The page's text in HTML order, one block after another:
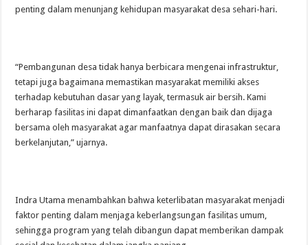
penting dalam menunjang kehidupan masyarakat desa sehari-hari.
“Pembangunan desa tidak hanya berbicara mengenai infrastruktur,
tetapi juga bagaimana memastikan masyarakat memiliki akses
terhadap kebutuhan dasar yang layak, termasuk air bersih. Kami
berharap fasilitas ini dapat dimanfaatkan dengan baik dan dijaga
bersama oleh masyarakat agar manfaatnya dapat dirasakan secara
berkelanjutan,” ujarnya.
Indra Utama menambahkan bahwa keterlibatan masyarakat menjadi
faktor penting dalam menjaga keberlangsungan fasilitas umum,
sehingga program yang telah dibangun dapat memberikan dampak